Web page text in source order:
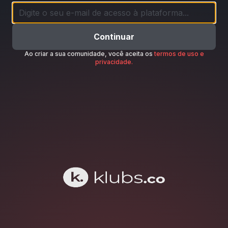
Continuar
Ao criar a sua comunidade, você aceita os termos de uso e
privacidade.